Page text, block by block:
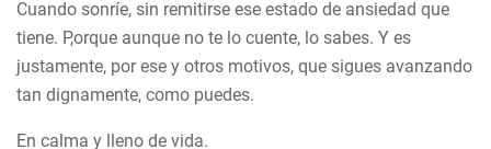
Cuando sonríe, sin remitirse ese estado de ansiedad que
tiene. P,orque aunque no te lo cuente, lo sabes. Y es
justamente, por ese y otros motivos, que sigues avanzando
tan dignamente, como puedes.
En calma y lleno de vida.